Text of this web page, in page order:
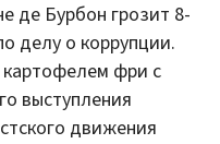
де Бурбон грозит 8-
делу о коррупции.
фри с
выступления
движения